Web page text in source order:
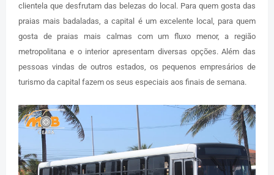
clientela que desfrutam das belezas do local. Para quem gosta das
praias mais badaladas, a capital é um excelente local, para quem
gosta de praias mais calmas com um fluxo menor, a região
metropolitana e o interior apresentam diversas opções. Além das
pessoas vindas de outros estados, os pequenos empresários de
turismo da capital fazem os seus especiais aos finais de semana.